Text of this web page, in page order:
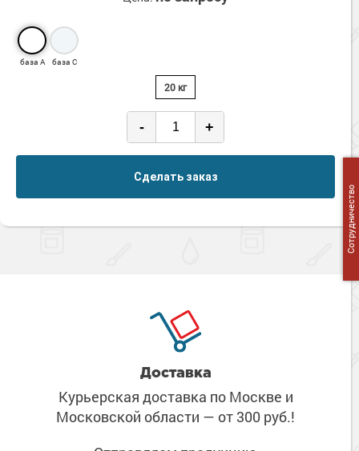
база А база С
20 кг
- +
Сделать заказ
Доставка
Курьерская доставка по Москве и
Московской области — от 300 руб.!
Сотрудничество